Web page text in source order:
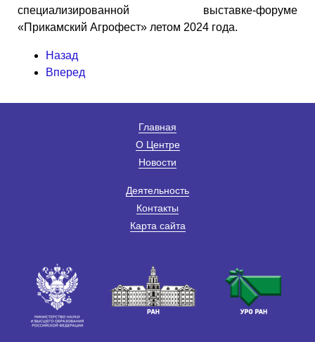
специализированной выставке-форуме
«Прикамский Агрофест» летом 2024 года.
Назад
Вперед
Главная
О Центре
Новости
Деятельность
Контакты
Карта сайта